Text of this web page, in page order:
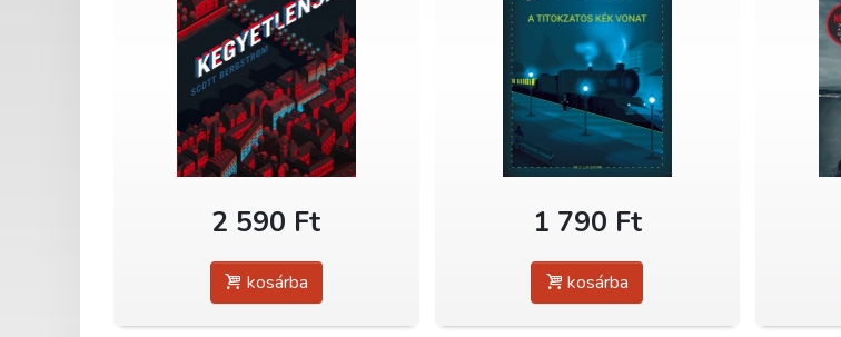
2 590 Ft
kosárba
1 790 Ft
kosárba